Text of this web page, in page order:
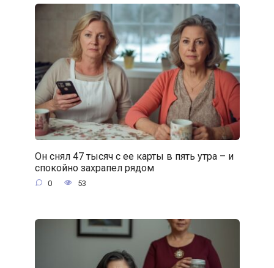
Он снял 47 тысяч с ее карты в пять утра – и
спокойно захрапел рядом
0 53